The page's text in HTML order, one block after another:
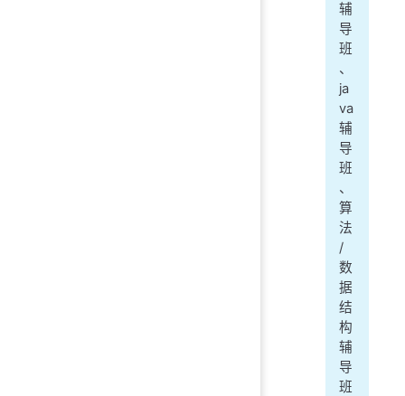
辅
导
班
、
ja
va
辅
导
班
、
算
法
/
数
据
结
构
辅
导
班